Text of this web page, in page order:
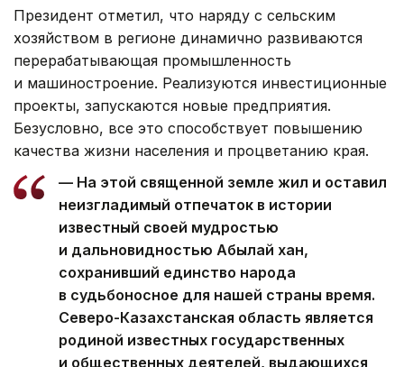
Президент отметил, что наряду с сельским
хозяйством в регионе динамично развиваются
перерабатывающая промышленность
и машиностроение. Реализуются инвестиционные
проекты, запускаются новые предприятия.
Безусловно, все это способствует повышению
качества жизни населения и процветанию края.
— На этой священной земле жил и оставил
неизгладимый отпечаток в истории
известный своей мудростью
и дальновидностью Абылай хан,
сохранивший единство народа
в судьбоносное для нашей страны время.
Северо-Казахстанская область является
родиной известных государственных
и общественных деятелей, выдающихся